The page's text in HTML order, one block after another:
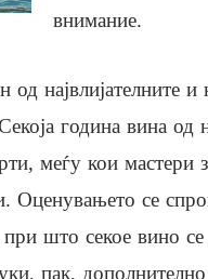
внимание.
највлијателните и
година вина од
меѓу кои мастери
се
при што секое вино
пак,